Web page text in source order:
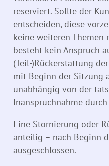
reserviert. Sollte der
entscheiden, diese
keine weiteren Themen
besteht kein Anspruch
(Teil-)Rückerstattung
mit Beginn der Sitzung
unabhängig von der
Inanspruchnahme
Eine Stornierung oder
anteilig – nach Beginn
ausgeschlossen.